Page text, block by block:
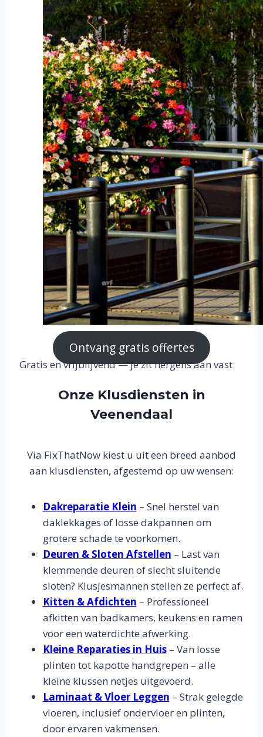
Ontvang gratis offertes
Gratis en vrijblijvend — je zit nergens aan vast
Onze Klusdiensten in
Veenendaal
Via FixThatNow kiest u uit een breed aanbod
aan klusdiensten, afgestemd op uw wensen:
Dakreparatie Klein – Snel herstel van
daklekkages of losse dakpannen om
grotere schade te voorkomen.
Deuren & Sloten Afstellen – Last van
klemmende deuren of slecht sluitende
sloten? Klusjesmannen stellen ze perfect af.
Kitten & Afdichten – Professioneel
afkitten van badkamers, keukens en ramen
voor een waterdichte afwerking.
Kleine Reparaties in Huis– Van losse
plinten tot kapotte handgrepen – alle
kleine klussen netjes uitgevoerd.
Laminaat & Vloer Leggen – Strak gelegde
vloeren, inclusief ondervloer en plinten,
door ervaren vakmensen.